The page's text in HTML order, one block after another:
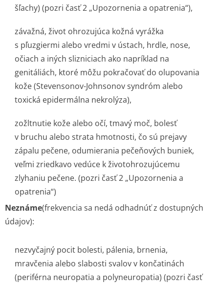
šľachy) (pozri časť 2 „Upozornenia a opatrenia“),
závažná, život ohrozujúca kožná vyrážka
s pľuzgiermi alebo vredmi v ústach, hrdle, nose,
očiach a iných slizniciach ako napríklad na
genitáliách, ktoré môžu pokračovať do olupovania
kože (Stevensonov-Johnsonov syndróm alebo
toxická epidermálna nekrolýza),
zožltnutie kože alebo očí, tmavý moč, bolesť
v bruchu alebo strata hmotnosti, čo sú prejavy
zápalu pečene, odumierania pečeňových buniek,
veľmi zriedkavo vedúce k životohrozujúcemu
zlyhaniu pečene. (pozri časť 2 „Upozornenia a
opatrenia“)
Neznáme(frekven­cia sa nedá odhadnúť z dostupných
údajov):
nezvyčajný pocit bolesti, pálenia, brnenia,
mravčenia alebo slabosti svalov v končatinách
(periférna neuropatia a polyneuropatia) (pozri časť